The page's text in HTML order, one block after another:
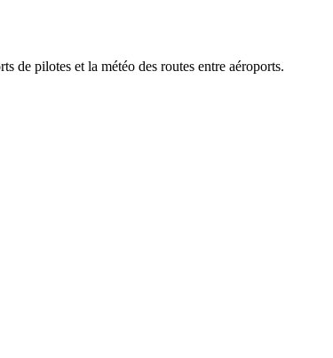
de pilotes et la météo des routes entre aéroports.